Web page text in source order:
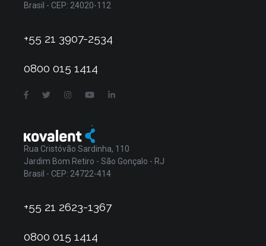
Brasil - CEP: 24020-112
+55 21 3907-2534
0800 015 1414
Rua Cristóvão Sardinha, 110
Jardim Bom Retiro - São Gonçalo - RJ
Brasil - CEP: 24722-414
+55 21 2623-1367
0800 015 1414